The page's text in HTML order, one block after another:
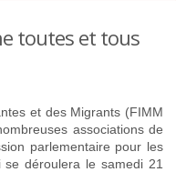
toutes et tous
et des Migrants (FIMM
associations de
parlementaire pour les
déroulera le samedi 21